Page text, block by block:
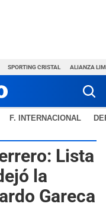
SPORTING CRISTAL ALIANZA
F. INTERNACIONAL
Lista
la
Gareca